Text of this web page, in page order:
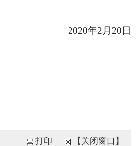
2020年2月20日
打印 【关闭窗口】